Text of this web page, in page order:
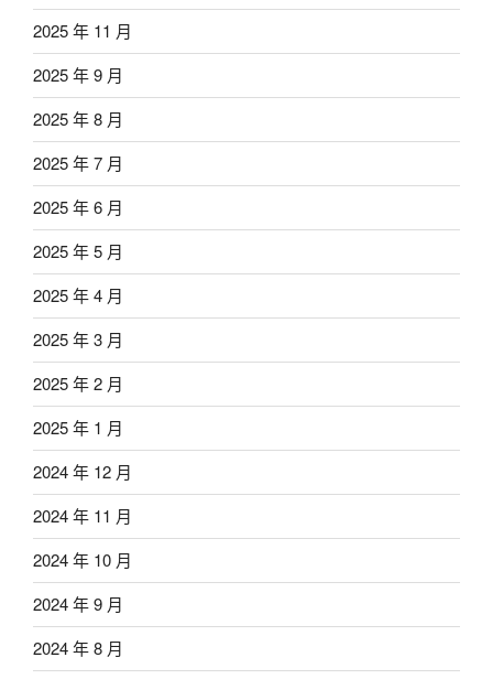
2025 年 11 月
2025 年 9 月
2025 年 8 月
2025 年 7 月
2025 年 6 月
2025 年 5 月
2025 年 4 月
2025 年 3 月
2025 年 2 月
2025 年 1 月
2024 年 12 月
2024 年 11 月
2024 年 10 月
2024 年 9 月
2024 年 8 月